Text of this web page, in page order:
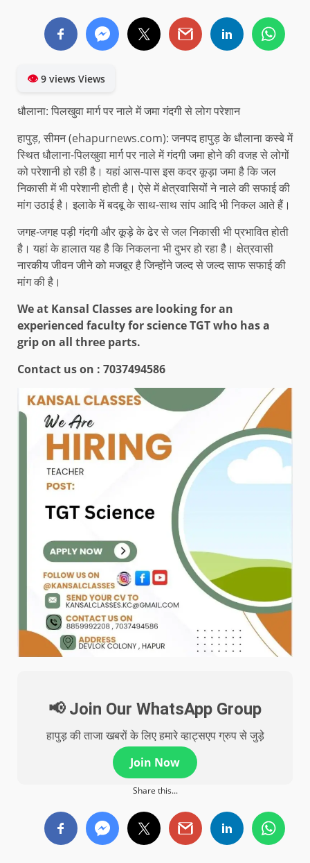
👁9 views Views
धौलाना: पिलखुवा मार्ग पर नाले में जमा गंदगी से लोग परेशान
हापुड़, सीमन (ehapurnews.com): जनपद हापुड़ के धौलाना कस्बे में
स्थित धौलाना-पिलखुवा मार्ग पर नाले में गंदगी जमा होने की वजह से लोगों
को परेशानी हो रही है। यहां आस-पास इस कदर कूड़ा जमा है कि जल
निकासी में भी परेशानी होती है। ऐसे में क्षेत्रवासियों ने नाले की सफाई की
मांग उठाई है। इलाके में बदबू के साथ-साथ सांप आदि भी निकल आते हैं।
जगह-जगह पड़ी गंदगी और कूड़े के ढेर से जल निकासी भी प्रभावित होती
है। यहां के हालात यह है कि निकलना भी दुभर हो रहा है। क्षेत्रवासी
नारकीय जीवन जीने को मजबूर है जिन्होंने जल्द से जल्द साफ सफाई की
मांग की है।
We at Kansal Classes are looking for an
experienced faculty for science TGT who has a
grip on all three parts.
Contact us on : 7037494586
📢 Join Our WhatsApp Group
हापुड़ की ताजा खबरों के लिए हमारे व्हाट्सएप ग्रुप से जुड़े
Join Now
Share this...